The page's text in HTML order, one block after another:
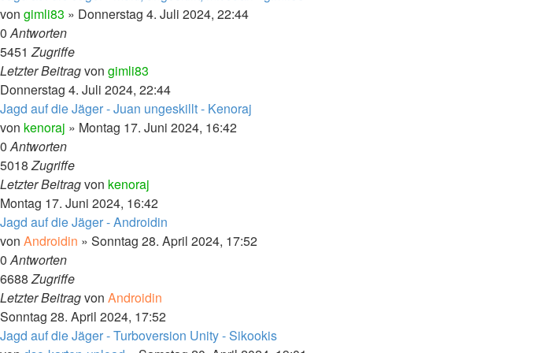
von gimli83 » Donnerstag 4. Juli 2024, 22:44
0Antworten
5451Zugriffe
Letzter Beitragvon gimli83
Donnerstag 4. Juli 2024, 22:44
Jagd auf die Jäger - Juan ungeskillt - Kenoraj
von kenoraj » Montag 17. Juni 2024, 16:42
0Antworten
5018Zugriffe
Letzter Beitragvon kenoraj
Montag 17. Juni 2024, 16:42
Jagd auf die Jäger - Androidin
von Androidin » Sonntag 28. April 2024, 17:52
0Antworten
6688Zugriffe
Letzter Beitragvon Androidin
Sonntag 28. April 2024, 17:52
Jagd auf die Jäger - Turboversion Unity - Sikookis